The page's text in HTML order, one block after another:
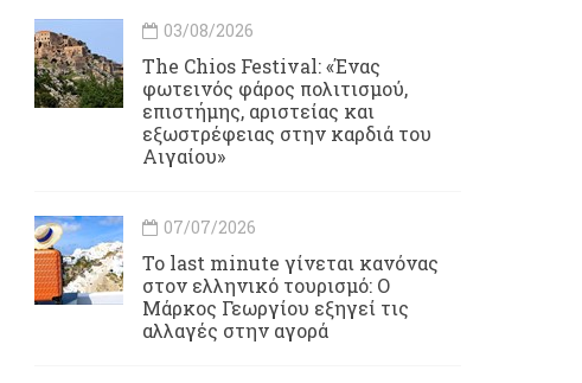
03/08/2026
Τhe Chios Festival: «Ένας
φωτεινός φάρος πολιτισμού,
επιστήμης, αριστείας και
εξωστρέφειας στην καρδιά του
Αιγαίου»
07/07/2026
Το last minute γίνεται κανόνας
στον ελληνικό τουρισμό: Ο
Μάρκος Γεωργίου εξηγεί τις
αλλαγές στην αγορά